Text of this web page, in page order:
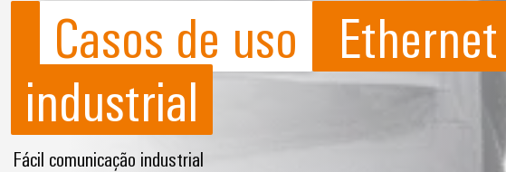
Casos de uso
Ethernet
industrial
Fácil comunicação industrial